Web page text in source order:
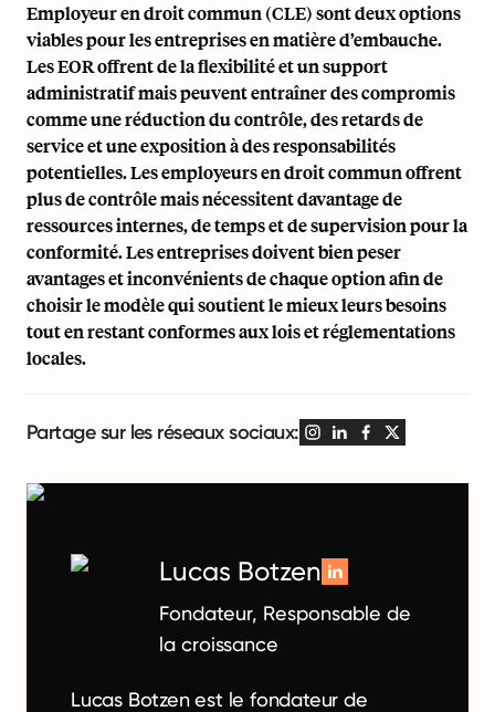
Employeur en droit commun (CLE) sont deux options
viables pour les entreprises en matière d’embauche.
Les EOR offrent de la flexibilité et un support
administratif mais peuvent entraîner des compromis
comme une réduction du contrôle, des retards de
service et une exposition à des responsabilités
potentielles. Les employeurs en droit commun offrent
plus de contrôle mais nécessitent davantage de
ressources internes, de temps et de supervision pour la
conformité. Les entreprises doivent bien peser
avantages et inconvénients de chaque option afin de
choisir le modèle qui soutient le mieux leurs besoins
tout en restant conformes aux lois et réglementations
locales.
Partage sur les réseaux sociaux:
Lucas Botzen
Fondateur, Responsable de
la croissance
Lucas Botzen est le fondateur de